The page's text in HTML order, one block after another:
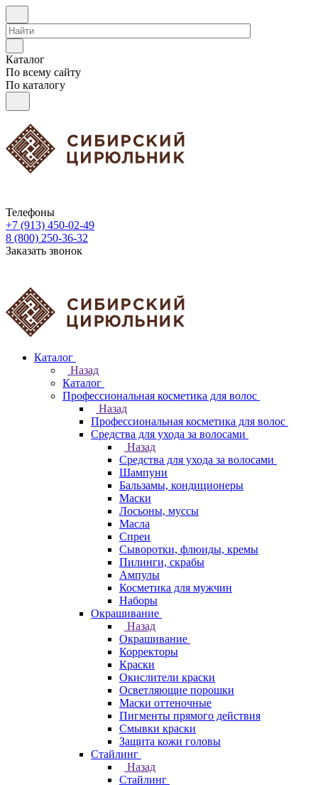
Каталог
По всему сайту
По каталогу
Телефоны
+7 (913) 450-02-49
8 (800) 250-36-32
Заказать звонок
Каталог
Назад
Каталог
Профессиональная косметика для волос
Назад
Профессиональная косметика для волос
Средства для ухода за волосами
Назад
Средства для ухода за волосами
Шампуни
Бальзамы, кондиционеры
Маски
Лосьоны, муссы
Масла
Спреи
Сыворотки, флюиды, кремы
Пилинги, скрабы
Ампулы
Косметика для мужчин
Наборы
Окрашивание
Назад
Окрашивание
Корректоры
Краски
Окислители краски
Осветляющие порошки
Маски оттеночные
Пигменты прямого действия
Смывки краски
Защита кожи головы
Стайлинг
Назад
Стайлинг